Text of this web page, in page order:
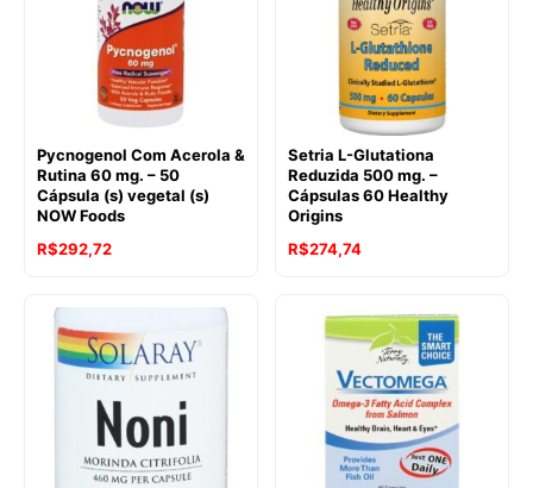
Pycnogenol Com Acerola &
Rutina 60 mg. – 50
Cápsula (s) vegetal (s)
NOW Foods
R$292,72
Setria L-Glutationa
Reduzida 500 mg. –
Cápsulas 60 Healthy
Origins
O
R$505,82.
R$274,74O
é:
R$274,74.